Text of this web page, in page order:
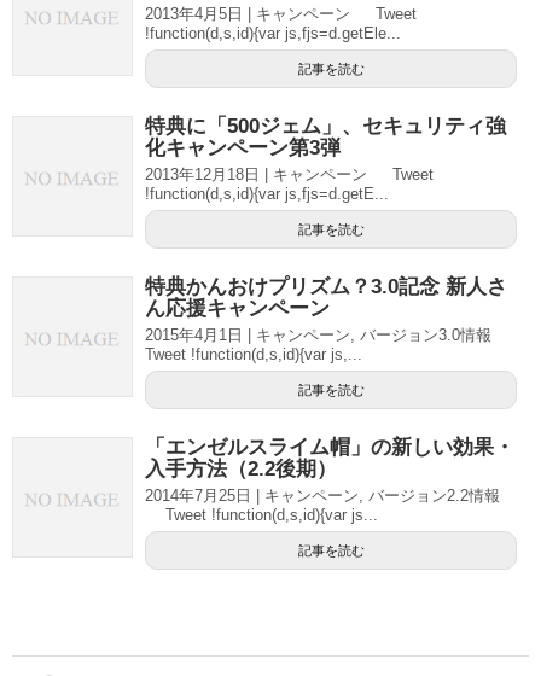
2013年4月5日 | キャンペーン Tweet
!function(d,s,id){var js,fjs=d.getEle...
記事を読む
特典に「500ジェム」、セキュリティ強
化キャンペーン第3弾
2013年12月18日 | キャンペーン Tweet
!function(d,s,id){var js,fjs=d.getE...
記事を読む
特典かんおけプリズム？3.0記念 新人さ
ん応援キャンペーン
2015年4月1日 | キャンペーン, バージョン3.0情報
Tweet !function(d,s,id){var js,...
記事を読む
「エンゼルスライム帽」の新しい効果・
入手方法（2.2後期）
2014年7月25日 | キャンペーン, バージョン2.2情報
Tweet !function(d,s,id){var js...
記事を読む